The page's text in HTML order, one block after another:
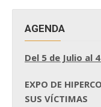
AGENDA
Del 5 de Julio al
EXPO DE
SUS VÍCTIMAS